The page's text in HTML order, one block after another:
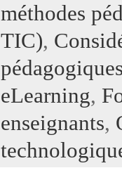
méthodes
TIC),
eLearning,
enseignants,